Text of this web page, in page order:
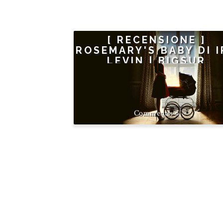
[ RECENSIONE ]
ROSEMARY'S BABY DI
LEVIN | BIGSUR
6